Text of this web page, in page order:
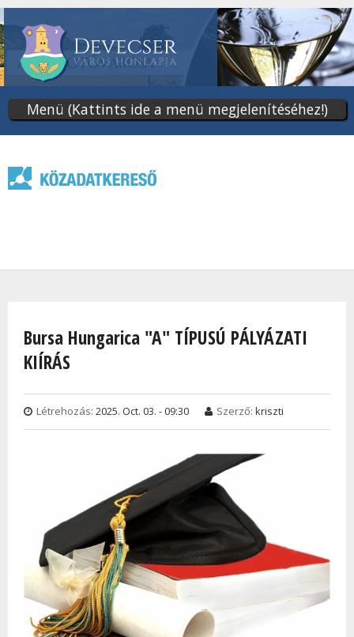
tartalomra
Menü (Kattints ide a menü megjelenítéséhez!)
Bursa Hungarica "A" TÍPUSÚ PÁLYÁZATI
KIÍRÁS
Létrehozás: 2025. Oct. 03. - 09:30 Szerző: kriszti